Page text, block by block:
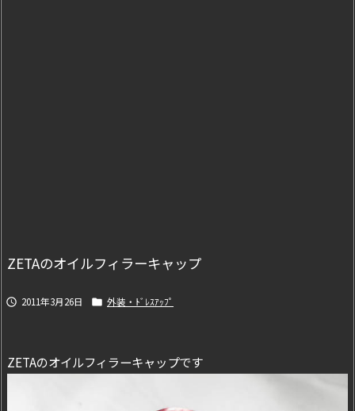
ZETAのオイルフィラーキャップ
 2011年3月26日  外装・ﾄﾞﾚｽｱｯﾌﾟ
ZETAのオイルフィラーキャップです